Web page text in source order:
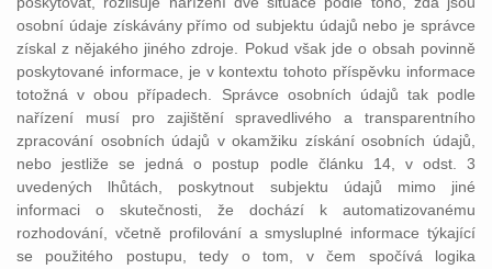
osobní údaje získávány přímo od subjektu údajů nebo je správce
získal z nějakého jiného zdroje. Pokud však jde o obsah povinně
poskytované informace, je v kontextu tohoto příspěvku informace
totožná v obou případech. Správce osobních údajů tak podle
nařízení musí pro zajištění spravedlivého a transparentního
zpracování osobních údajů v okamžiku získání osobních údajů,
nebo jestliže se jedná o postup podle článku 14, v odst. 3
uvedených lhůtách, poskytnout subjektu údajů mimo jiné
informaci o skutečnosti, že dochází k automatizovanému
rozhodování, včetně profilování a smysluplné informace týkající
se použitého postupu, tedy o tom, v čem spočívá logika